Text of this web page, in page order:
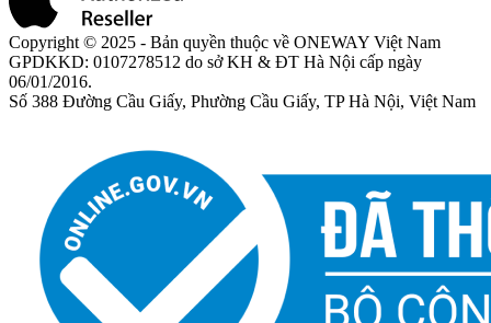
Copyright © 2025 - Bản quyền thuộc về ONEWAY Việt Nam
GPDKKD: 0107278512 do sở KH & ĐT Hà Nội cấp ngày
06/01/2016.
Số 388 Đường Cầu Giấy, Phường Cầu Giấy, TP Hà Nội, Việt Nam